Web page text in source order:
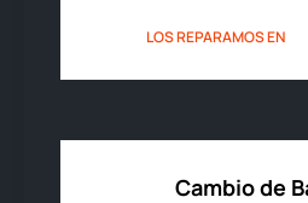
LOS REPARAMOS EN
Cambio de